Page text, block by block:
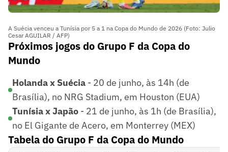
A Suécia venceu a Tunísia por 5 a 1 na Copa do Mundo de 2026 (Foto: Julio
Cesar AGUILAR / AFP)
Próximos jogos do Grupo F da Copa do
Mundo
Holanda x Suécia - 20 de junho, às 14h (de
Brasília), no NRG Stadium, em Houston (EUA)
Tunísia x Japão - 21 de junho, às 1h (de Brasília),
no El Gigante de Acero, em Monterrey (MEX)
Tabela do Grupo F da Copa do Mundo